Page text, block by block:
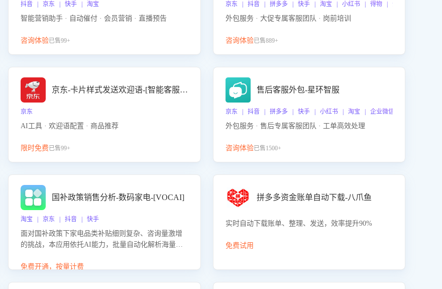
抖音 | 京东 | 快手 | 淘宝
智能营销助手 · 自动催付 · 会员营销 · 直播预告
咨询体验已售99+
京东 | 抖音 | 拼多多 | 快手 | 淘宝 | 小红书 | 得物 | 企业微信
外包服务 · 大促专属客服团队 · 岗前培训
咨询体验已售889+
京东-卡片样式发送欢迎语-[智能客服机器人]
京东
AI工具 · 欢迎语配置 · 商品推荐
限时免费已售99+
售后客服外包-星环智服
京东 | 抖音 | 拼多多 | 快手 | 小红书 | 淘宝 | 企业微信
外包服务 · 售后专属客服团队 · 工单高效处理
咨询体验已售1500+
国补政策销售分析-数码家电-[VOCAI]
淘宝 | 京东 | 抖音 | 快手
面对国补政策下家电品类补贴细则复杂、咨询量激增
的挑战，本应用依托AI能力，批量自动化解析海量客
政策的关注焦点与购买意向，深度洞察决策动因。同
免费开通，按量计费
拼多多资金账单自动下载-八爪鱼
实时自动下载账单、整理、发送，效率提升90%
免费试用